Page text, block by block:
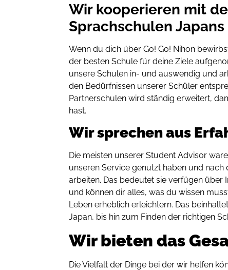
Wir kooperieren mit
Sprachschulen Japans
Wenn du dich über Go! Go! Nihon
der besten Schule für deine Ziele
unsere Schulen in- und auswendig und
den Bedürfnissen unserer Schüler
Partnerschulen wird ständig erweitert,
hast.
Wir sprechen aus
Die meisten unserer Student Advisor
unseren Service genutzt haben und
arbeiten. Das bedeutet sie verfügen über
und können dir alles, was du wissen
Leben erheblich erleichtern. Das
Japan, bis hin zum Finden der richtigen
Wir bieten das
Die Vielfalt der Dinge bei der wir helfen